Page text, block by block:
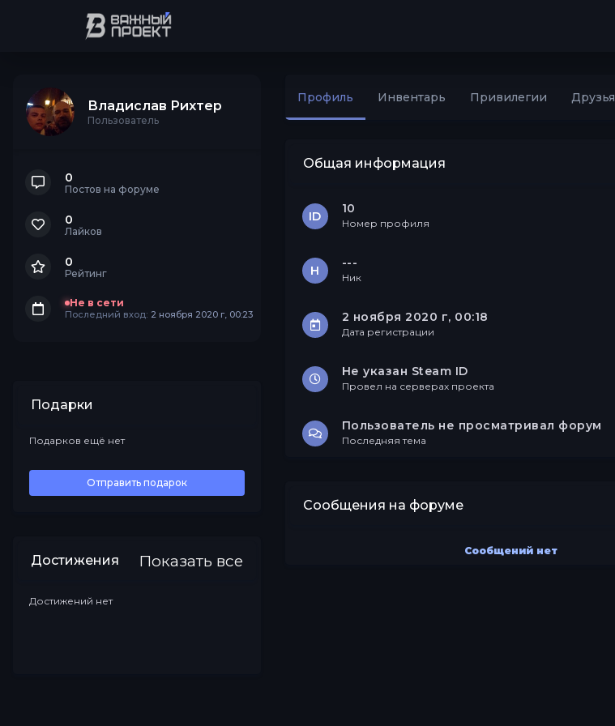
Владислав Рихтер
Пользователь
0
Постов на форуме
0
Лайков
0
Рейтинг
Не в сети
Последний вход: 2 ноября 2020 г, 00:23
Подарки
Все
Подарков ещё нет
Отправить подарок
Достижения Показать все
Достижений нет
Профиль Инвентарь Привилегии Друзья
Общая информация
ID
10
Номер профиля
Н
---
Ник
2 ноября 2020 г, 00:18
Дата регистрации
Не указан Steam ID
Провел на серверах проекта
Пользователь не просматривал форум
Последняя тема
Сообщения на форуме
Сообщений нет